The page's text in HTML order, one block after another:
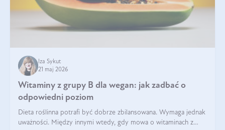
Iza Sykut
21 maj 2026
Witaminy z grupy B dla wegan: jak zadbać o
odpowiedni poziom
Dieta roślinna potrafi być dobrze zbilansowana. Wymaga jednak
uważności. Między innymi wtedy, gdy mowa o witaminach z